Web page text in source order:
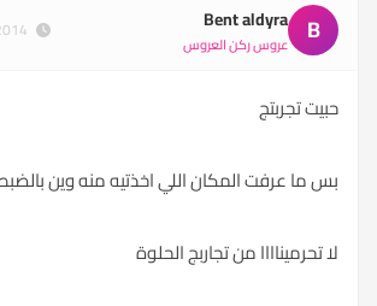
B
Bent aldyra
عروس ركن العروس
حبيت تجربتج
بس ما عرفت المكان اللي اخذتيه منه وين
لا تحرميناااا من تجاربج الحلوة